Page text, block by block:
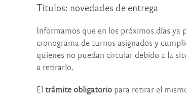
Títulos: novedades de entrega
Informamos que en los próximos días ya
cronograma de turnos asignados y
quienes no puedan circular debido a la
a retirarlo.
El trámite obligatorio para retirar el